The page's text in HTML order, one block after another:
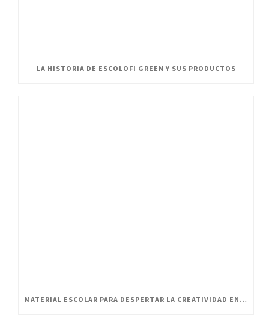
LA HISTORIA DE ESCOLOFI GREEN Y SUS PRODUCTOS
MATERIAL ESCOLAR PARA DESPERTAR LA CREATIVIDAD EN PEQUEÑOS ARTISTAS